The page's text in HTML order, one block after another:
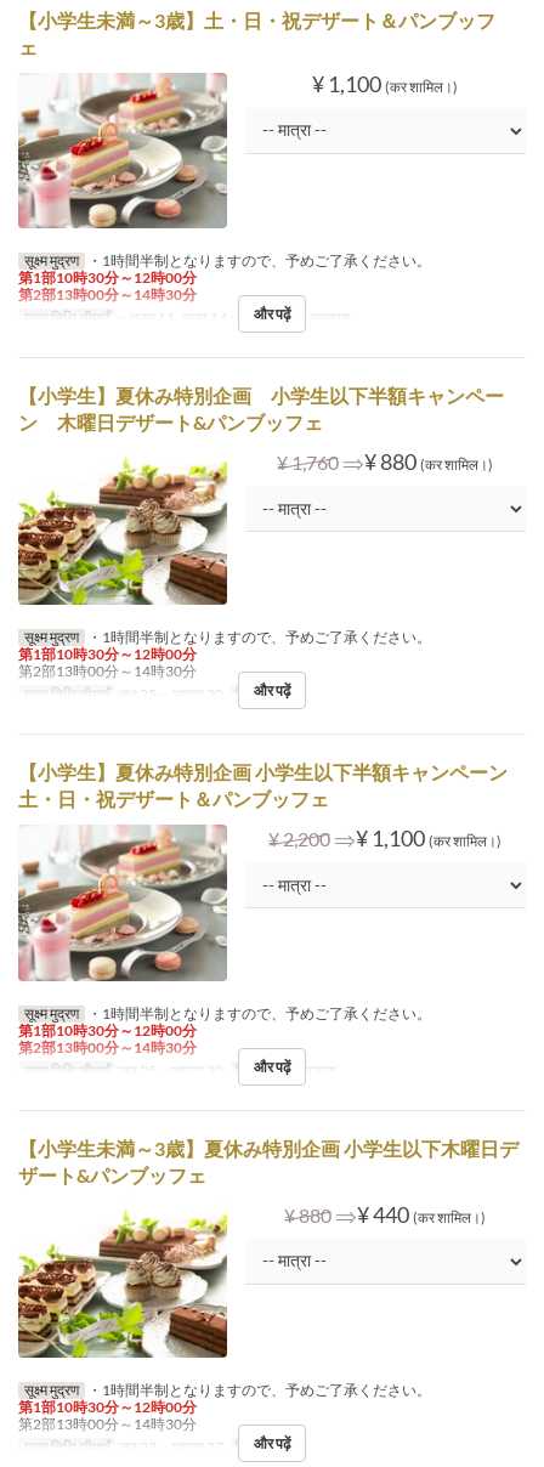
【小学生未満～3歳】土・日・祝デザート＆パンブッフ
ェ
¥ 1,100 (कर शामिल।)
सूक्ष्म मुद्रण
・1時間半制となりますので、予めご了承ください。
第1部10時30分～12時00分
第2部13時00分～14時30分
मान्य तिथि सीमाएँ
~ अक्टू 11, अक्टू 14 ~ दिन श, स, अवकाश
और पढ़ें
【小学生】夏休み特別企画 小学生以下半額キャンペー
ン 木曜日デザート&パンブッフェ
¥ 1,760 ⇒¥ 880 (कर शामिल।)
सूक्ष्म मुद्रण
・1時間半制となりますので、予めご了承ください。
第1部10時30分～12時00分
第2部13時00分～14時30分
मान्य तिथि सीमाएँ
जुल 25 ~ अगस्त 30 दिन गु
और पढ़ें
【小学生】夏休み特別企画 小学生以下半額キャンペーン
土・日・祝デザート＆パンブッフェ
¥ 2,200 ⇒¥ 1,100 (कर शामिल।)
सूक्ष्म मुद्रण
・1時間半制となりますので、予めご了承ください。
第1部10時30分～12時00分
第2部13時00分～14時30分
मान्य तिथि सीमाएँ
जुल 25 ~ अगस्त 30 दिन श, स, अवकाश
और पढ़ें
【小学生未満～3歳】夏休み特別企画 小学生以下木曜日デ
ザート&パンブッフェ
¥ 880 ⇒¥ 440 (कर शामिल।)
सूक्ष्म मुद्रण
・1時間半制となりますので、予めご了承ください。
第1部10時30分～12時00分
第2部13時00分～14時30分
मान्य तिथि सीमाएँ
जुल 23 ~ अगस्त 27 दिन गु
और पढ़ें